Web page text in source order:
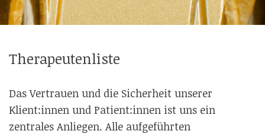
Therapeutenliste
Das Vertrauen und die Sicherheit unserer
Klient:innen und Patient:innen ist uns ein
zentrales Anliegen. Alle aufgeführten